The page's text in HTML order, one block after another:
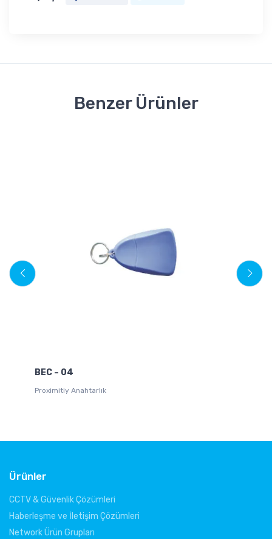
Benzer Ürünler
BEC – 04
Proximitiy Anahtarlık
Ürünler
CCTV & Güvenlik Çözümleri
Haberleşme ve İletişim Çözümleri
Network Ürün Grupları